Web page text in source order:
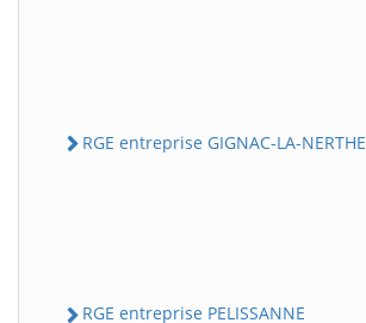
RGE entreprise GIGNAC-LA-NERTHE
RGE entreprise PELISSANNE